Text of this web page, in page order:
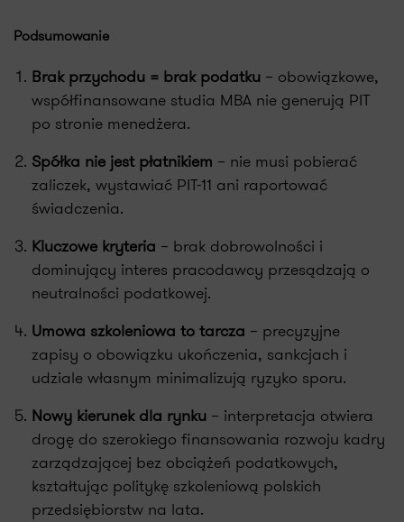
Podsumowanie
Brak przychodu = brak podatku – obowiązkowe,
współfinansowane studia MBA nie generują PIT
po stronie menedżera.
Spółka nie jest płatnikiem – nie musi pobierać
zaliczek, wystawiać PIT-11 ani raportować
świadczenia.
Kluczowe kryteria – brak dobrowolności i
dominujący interes pracodawcy przesądzają o
neutralności podatkowej.
Umowa szkoleniowa to tarcza – precyzyjne
zapisy o obowiązku ukończenia, sankcjach i
udziale własnym minimalizują ryzyko sporu.
Nowy kierunek dla rynku – interpretacja otwiera
drogę do szerokiego finansowania rozwoju kadry
zarządzającej bez obciążeń podatkowych,
kształtując politykę szkoleniową polskich
przedsiębiorstw na lata.